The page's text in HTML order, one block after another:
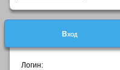
Вход
Логин: